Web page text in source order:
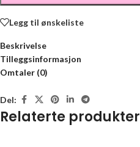
Legg til ønskeliste
Beskrivelse
Tilleggsinformasjon
Omtaler (0)
Del:
Relaterte produkter